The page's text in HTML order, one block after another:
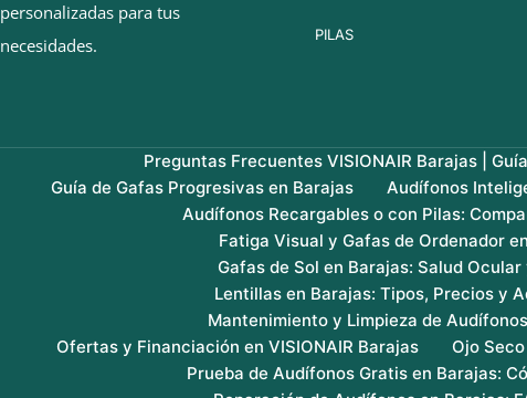
personalizadas para tus
necesidades.
PILAS
Preguntas Frecuentes VISIONAIR Barajas |
Guía de Gafas Progresivas en Barajas
Audífonos
Audífonos Recargables o con Pilas:
Fatiga Visual y Gafas de Ordenador
Gafas de Sol en Barajas: Salud
Lentillas en Barajas: Tipos, Precios y
Mantenimiento y Limpieza de
Ofertas y Financiación en VISIONAIR Barajas
Ojo
Prueba de Audífonos Gratis en Barajas: